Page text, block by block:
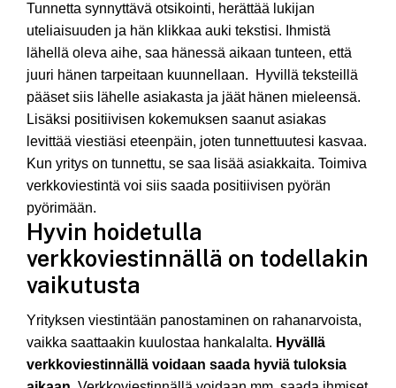
Tunnetta synnyttävä otsikointi, herättää lukijan
uteliaisuuden ja hän klikkaa auki tekstisi. Ihmistä
lähellä oleva aihe, saa hänessä aikaan tunteen, että
juuri hänen tarpeitaan kuunnellaan. Hyvillä teksteillä
pääset siis lähelle asiakasta ja jäät hänen mieleensä.
Lisäksi positiivisen kokemuksen saanut asiakas
levittää viestiäsi eteenpäin, joten tunnettuutesi kasvaa.
Kun yritys on tunnettu, se saa lisää asiakkaita. Toimiva
verkkoviestintä voi siis saada positiivisen pyörän
pyörimään.
Hyvin hoidetulla
verkkoviestinnällä on todellakin
vaikutusta
Yrityksen viestintään panostaminen on rahanarvoista,
vaikka saattaakin kuulostaa hankalalta. Hyvällä
verkkoviestinnällä voidaan saada hyviä tuloksia